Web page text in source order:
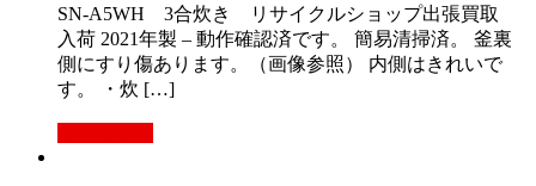
SN-A5WH 3合炊き リサイクルショップ出張買取
入荷 2021年製 – 動作確認済です。 簡易清掃済。 釜裏
側にすり傷あります。（画像参照） 内側はきれいで
す。 ・炊 […]